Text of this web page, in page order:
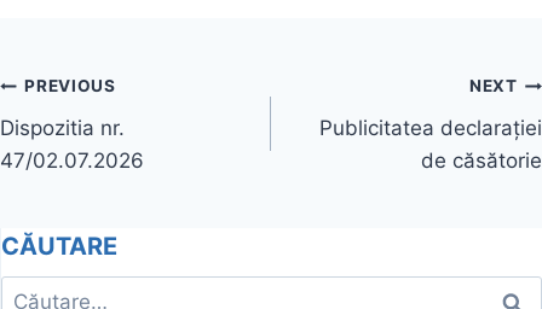
Navigare
în
PREVIOUS
Dispozitia nr.
47/02.07.2026
NEXT
Publicitatea declarației
de căsătorie
CĂUTARE
Caută